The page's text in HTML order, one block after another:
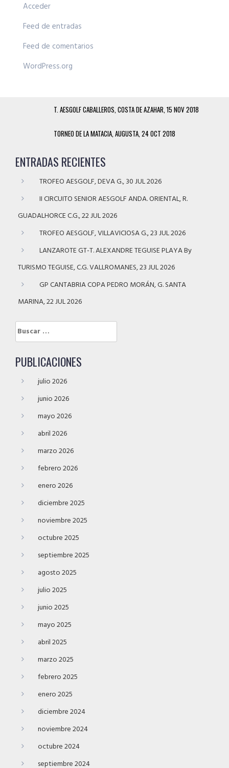
Acceder
Feed de entradas
Feed de comentarios
WordPress.org
T. AESGOLF CABALLEROS, COSTA DE AZAHAR, 15 NOV 2018
TORNEO DE LA MATACIA, AUGUSTA, 24 OCT 2018
ENTRADAS RECIENTES
TROFEO AESGOLF, DEVA G., 30 JUL 2026
II CIRCUITO SENIOR AESGOLF ANDA. ORIENTAL, R.
GUADALHORCE C.G., 22 JUL 2026
TROFEO AESGOLF, VILLAVICIOSA G., 23 JUL 2026
LANZAROTE GT-T. ALEXANDRE TEGUISE PLAYA By
TURISMO TEGUISE, C.G. VALLROMANES, 23 JUL 2026
GP CANTABRIA COPA PEDRO MORÁN, G. SANTA
MARINA, 22 JUL 2026
Buscar:
PUBLICACIONES
julio 2026
junio 2026
mayo 2026
abril 2026
marzo 2026
febrero 2026
enero 2026
diciembre 2025
noviembre 2025
octubre 2025
septiembre 2025
agosto 2025
julio 2025
junio 2025
mayo 2025
abril 2025
marzo 2025
febrero 2025
enero 2025
diciembre 2024
noviembre 2024
octubre 2024
septiembre 2024